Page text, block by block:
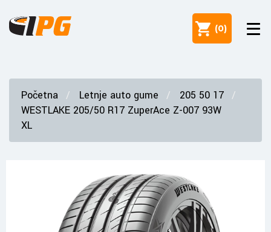
(0)
Početna Letnje auto gume
205 50 17
WESTLAKE 205/50 R17 ZuperAce Z-007 93W
XL